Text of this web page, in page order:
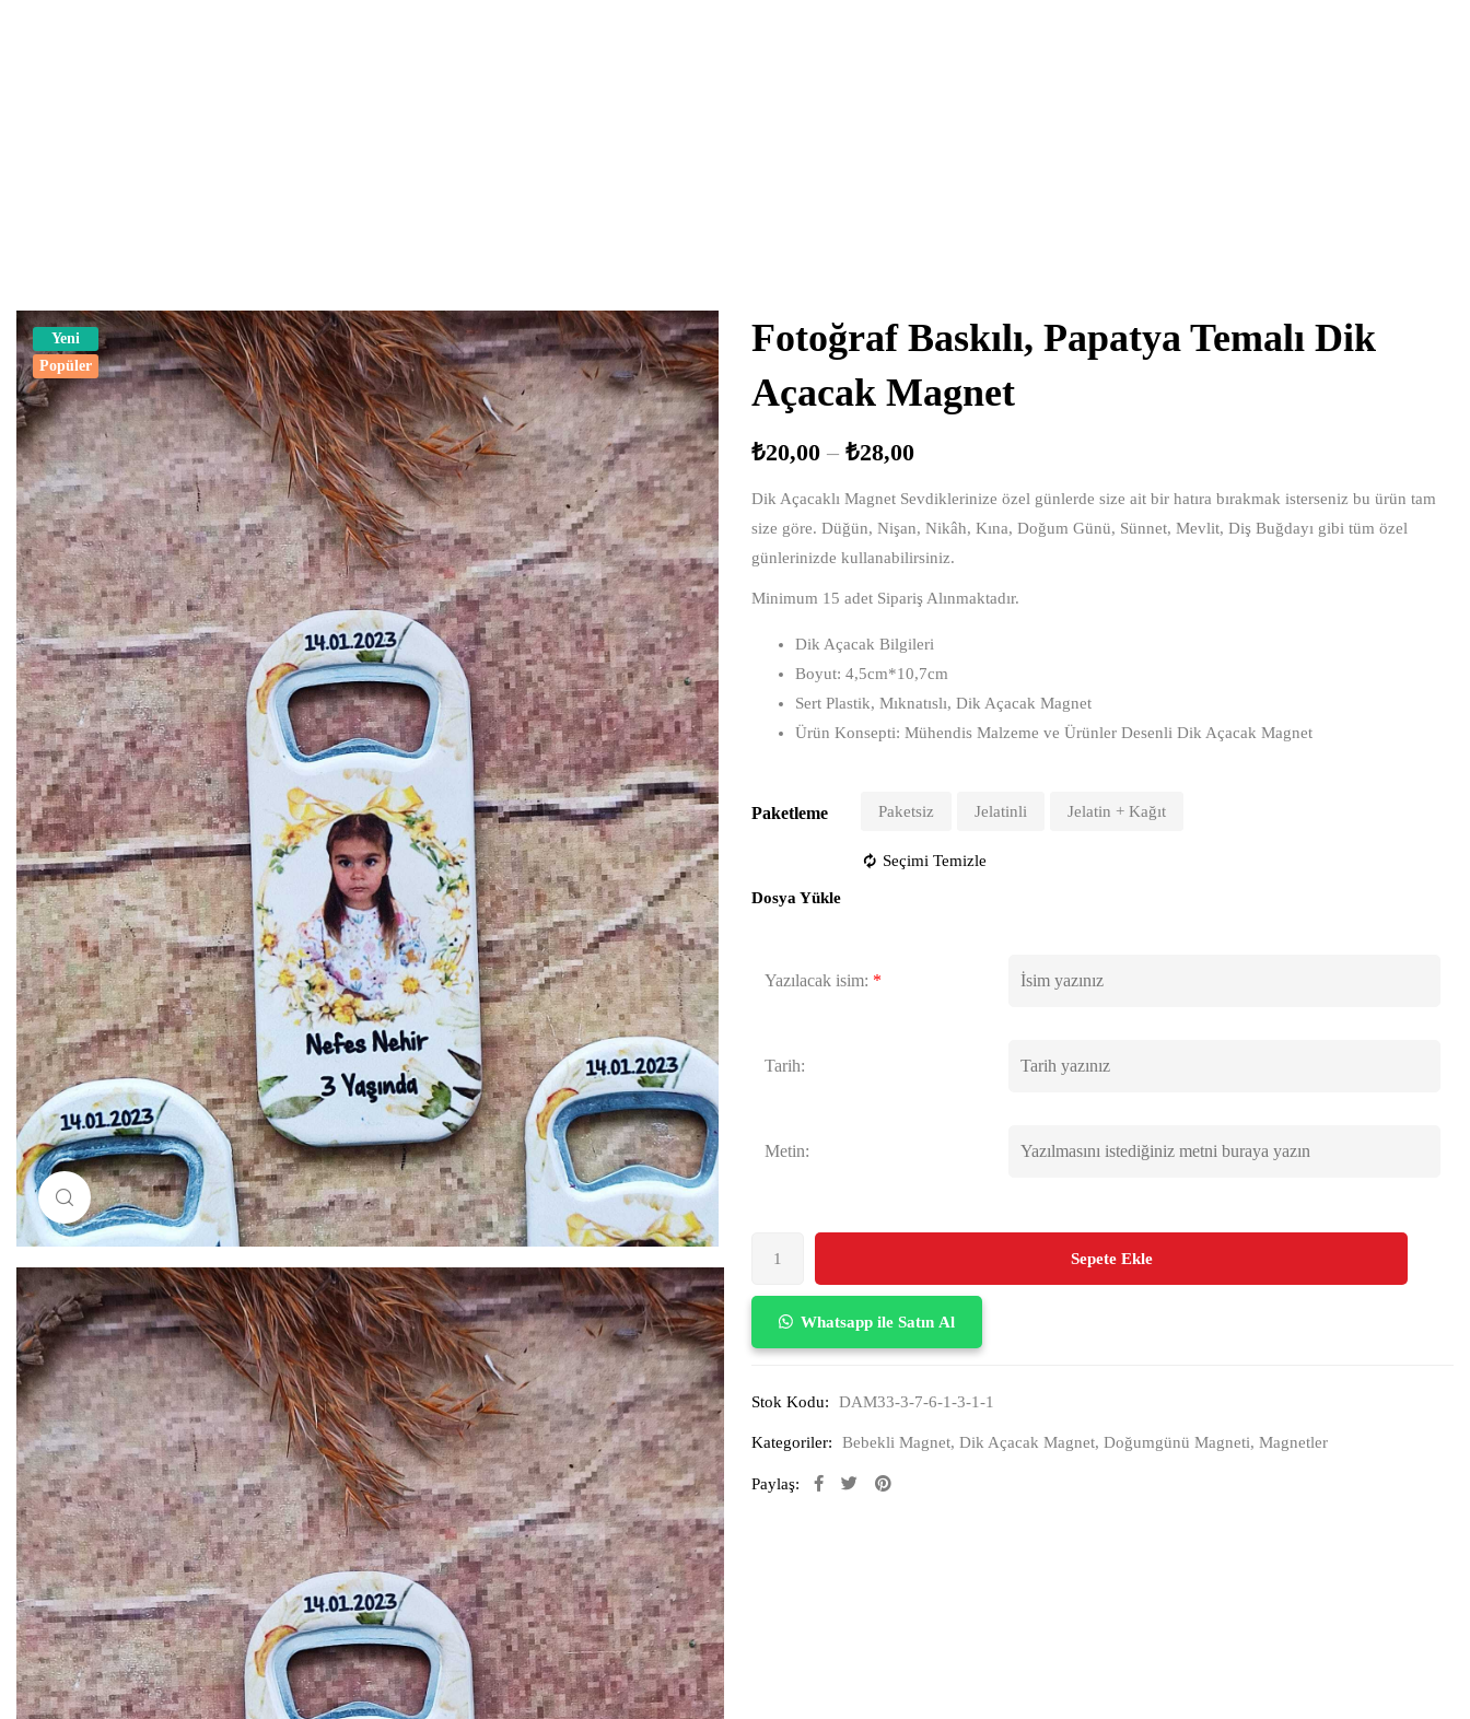
Yeni
Popüler
Resimi büyütmek için tıklayın
Fotoğraf Baskılı, Papatya Temalı Dik
Açacak Magnet
₺20,00 – ₺28,00
Dik Açacaklı Magnet Sevdiklerinize özel günlerde size ait bir hatıra bırakmak isterseniz bu ürün tam
size göre. Düğün, Nişan, Nikâh, Kına, Doğum Günü, Sünnet, Mevlit, Diş Buğdayı gibi tüm özel
günlerinizde kullanabilirsiniz.
Minimum 15 adet Sipariş Alınmaktadır.
Dik Açacak Bilgileri
Boyut: 4,5cm*10,7cm
Sert Plastik, Mıknatıslı, Dik Açacak Magnet
Ürün Konsepti: Mühendis Malzeme ve Ürünler Desenli Dik Açacak Magnet
Paketleme Paketsiz Jelatinli Jelatin + Kağıt
Seçimi Temizle
Dosya Yükle
Yazılacak isim: *
Tarih:
Metin:
Sepete Ekle
Whatsapp ile Satın Al
Stok Kodu: DAM33-3-7-6-1-3-1-1
Kategoriler: Bebekli Magnet, Dik Açacak Magnet, Doğumgünü Magneti, Magnetler
Paylaş: